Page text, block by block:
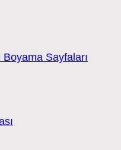
Boyama Sayfaları